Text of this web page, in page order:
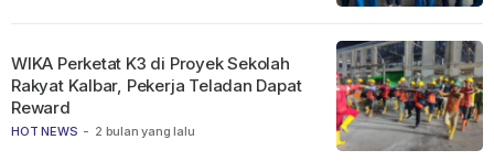
HOT NEWS - 2 bulan yang lalu
WIKA Perketat K3 di Proyek Sekolah
Rakyat Kalbar, Pekerja Teladan Dapat
Reward